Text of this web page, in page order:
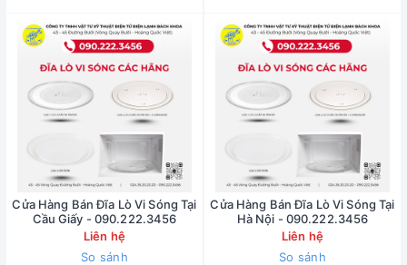
Cửa Hàng Bán Đĩa Lò Vi Sóng Tại
Cầu Giấy - 090.222.3456
Liên hệ
So sánh
Cửa Hàng Bán Đĩa Lò Vi Sóng Tại
Hà Nội - 090.222.3456
Liên hệ
So sánh